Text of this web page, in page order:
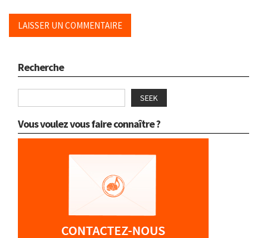
Recherche
SEEK
Vous voulez vous faire connaître ?